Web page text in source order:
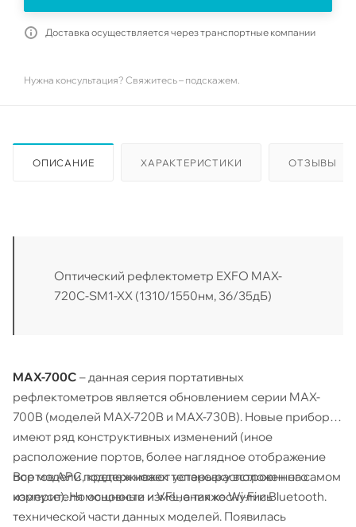
Доставка осуществляется через транспортные компании
Нужна консультация? Свяжитесь – подскажем.
ОПИСАНИЕ ХАРАКТЕРИСТИКИ ОТЗЫВЫ
Оптический рефлектометр EXFO MAX-
720C-SM1-XX (1310/1550нм, 36/35дБ)
MAX-700C – данная серия портативных
рефлектометров является обновлением серии MAX-
700B (моделей MAX-720B и MAX-730B). Новые приборы
имеют ряд конструктивных изменений (иное
расположение портов, более наглядное отображение
портов APC, крепеж ножек теперь расположен на самом
корпусе). Но основные изменения коснулись
технической части данных моделей. Появилась
Все модели поддерживают установку встроенного
измерителя мощности и VFL, а также Wi-Fi и Bluetooth.